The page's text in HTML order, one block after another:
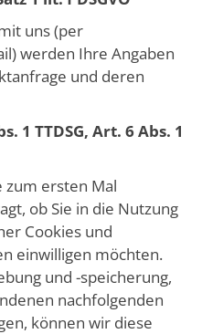
uns (per
werden Ihre Angaben
und deren
TTDSG, Art. 6 Abs. 1
zum ersten Mal
ob Sie in die Nutzung
Cookies und
einwilligen möchten.
und -speicherung,
nachfolgenden
können wir diese